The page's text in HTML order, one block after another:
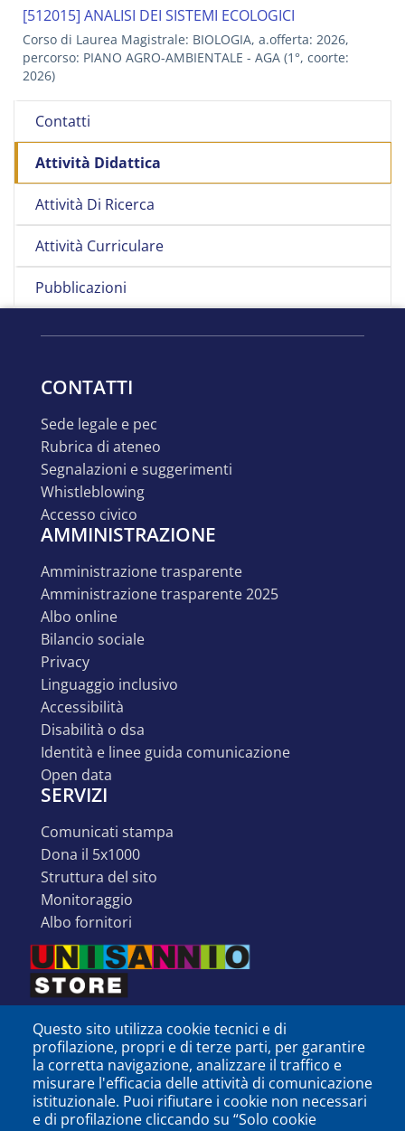
Contatti
Attività Didattica
Attività Di Ricerca
Attività Curriculare
Pubblicazioni
[512015] ANALISI DEI SISTEMI ECOLOGICI
Corso di Laurea Magistrale: BIOLOGIA, a.offerta: 2026,
percorso: PIANO AGRO-AMBIENTALE - AGA (1°, coorte:
2026)
CONTATTI
sede legale e pec
rubrica di ateneo
segnalazioni e suggerimenti
whistleblowing
accesso civico
AMMINISTRAZIONE
amministrazione trasparente
amministrazione trasparente 2025
albo online
bilancio sociale
privacy
linguaggio inclusivo
accessibilità
disabilità o dsa
identità e linee guida comunicazione
open data
SERVIZI
comunicati stampa
dona il 5x1000
struttura del sito
monitoraggio
albo fornitori
Questo sito utilizza cookie tecnici e di
profilazione, propri e di terze parti, per garantire
la corretta navigazione, analizzare il traffico e
misurare l'efficacia delle attività di comunicazione
istituzionale. Puoi rifiutare i cookie non necessari
e di profilazione cliccando su “Solo cookie